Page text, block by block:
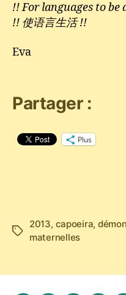
!! For languages to
!! 使语言生活 !!
Eva
Partager :
Plus
Étiquettes
2013, capoeira,
maternelles